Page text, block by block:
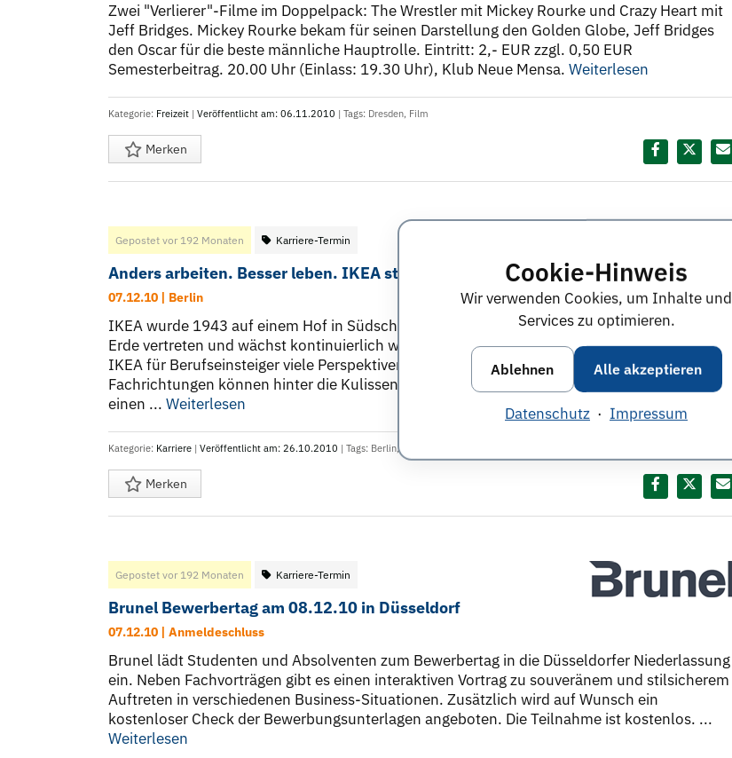
Cookie-Hinweis
Wir verwenden Cookies, um Inhalte und
Services zu optimieren.
Ablehnen Alle akzeptieren
Datenschutz · Impressum
Zwei "Verlierer"-Filme im Doppelpack: The Wrestler mit Mickey Rourke und Crazy Heart mit
Jeff Bridges. Mickey Rourke bekam für seinen Darstellung den Golden Globe, Jeff Bridges
den Oscar für die beste männliche Hauptrolle. Eintritt: 2,- EUR zzgl. 0,50 EUR
Semesterbeitrag. 20.00 Uhr (Einlass: 19.30 Uhr), Klub Neue Mensa. Weiterlesen
Kategorie: Freizeit | Veröffentlicht am: 06.11.2010 | Tags: Dresden, Film
Merken
Gepostet vor 192 Monaten Karriere-Termin
Anders arbeiten. Besser leben. IKEA stellt Traineeprgramme vor
07.12.10 | Berlin
IKEA wurde 1943 auf einem Hof in Südschweden gegründet, ist heute in 44 Ländern der
Erde vertreten und wächst kontinuierlich weiter. Als internationales Unternehmen bietet
IKEA für Berufseinsteiger viele Perspektiven. Studenten und Absolventen aller
Fachrichtungen können hinter die Kulissen der Niederlassung Berlin-Spandau schauen und
einen ... Weiterlesen
Kategorie: Karriere | Veröffentlicht am: 26.10.2010 | Tags: Berlin,
Merken
Gepostet vor 192 Monaten Karriere-Termin
Brunel Bewerbertag am 08.12.10 in Düsseldorf
07.12.10 | Anmeldeschluss
Brunel lädt Studenten und Absolventen zum Bewerbertag in die Düsseldorfer Niederlassung
ein. Neben Fachvorträgen gibt es einen interaktiven Vortrag zu souveränem und stilsicherem
Auftreten in verschiedenen Business-Situationen. Zusätzlich wird auf Wunsch ein
kostenloser Check der Bewerbungsunterlagen angeboten. Die Teilnahme ist kostenlos. ...
Weiterlesen